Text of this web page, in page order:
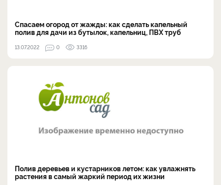
Спасаем огород от жажды: как сделать капельный
полив для дачи из бутылок, капельниц, ПВХ труб
13.07.2022 0 3316
Полив деревьев и кустарников летом: как увлажнять
растения в самый жаркий период их жизни